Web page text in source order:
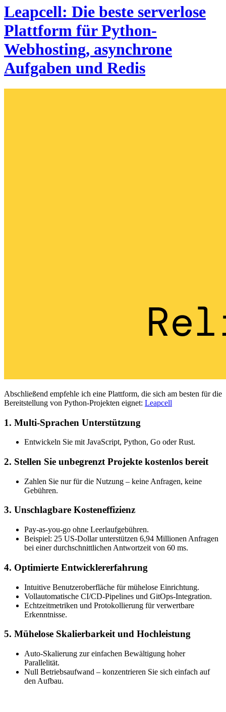
Leapcell: Die beste serverlose
Plattform für Python-
Webhosting, asynchrone
Aufgaben und Redis
Abschließend empfehle ich eine Plattform, die sich am besten für die
Bereitstellung von Python-Projekten eignet: Leapcell
1. Multi-Sprachen Unterstützung
Entwickeln Sie mit JavaScript, Python, Go oder Rust.
2. Stellen Sie unbegrenzt Projekte kostenlos bereit
Zahlen Sie nur für die Nutzung – keine Anfragen, keine
Gebühren.
3. Unschlagbare Kosteneffizienz
Pay-as-you-go ohne Leerlaufgebühren.
Beispiel: 25 US-Dollar unterstützen 6,94 Millionen Anfragen
bei einer durchschnittlichen Antwortzeit von 60 ms.
4. Optimierte Entwicklererfahrung
Intuitive Benutzeroberfläche für mühelose Einrichtung.
Vollautomatische CI/CD-Pipelines und GitOps-Integration.
Echtzeitmetriken und Protokollierung für verwertbare
Erkenntnisse.
5. Mühelose Skalierbarkeit und Hochleistung
Auto-Skalierung zur einfachen Bewältigung hoher
Parallelität.
Null Betriebsaufwand – konzentrieren Sie sich einfach auf
den Aufbau.